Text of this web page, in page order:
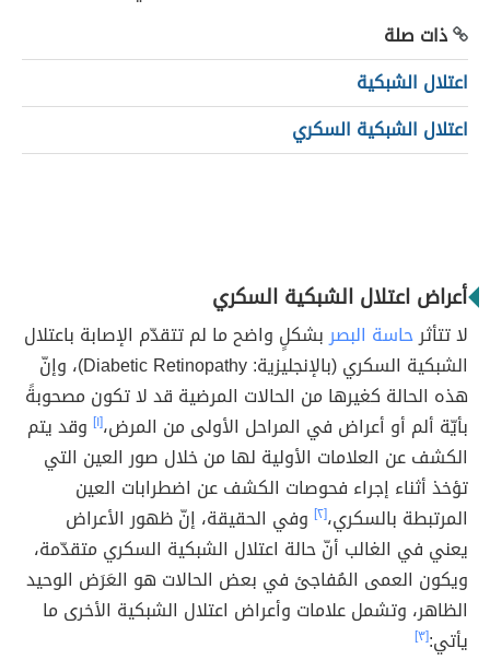
ذات صلة
اعتلال الشبكية
اعتلال الشبكية السكري
أعراض اعتلال الشبكية السكري
لا تتأثرحاسة البصربشكلٍ واضح ما لم تتقدّم الإصابة باعتلال
الشبكية السكري (بالإنجليزية: Diabetic Retinopathy)، وإنّ
هذه الحالة كغيرها من الحالات المرضية قد لا تكون مصحوبةً
بأيّة ألم أو أعراض في المراحل الأولى من المرض،[١] وقد يتم
الكشف عن العلامات الأولية لها من خلال صور العين التي
تؤخذ أثناء إجراء فحوصات الكشف عن اضطرابات العين
المرتبطة بالسكري،[٢]
وفي الحقيقة، إنّ ظهور الأعراض
يعني في الغالب أنّ حالة اعتلال الشبكية السكري متقدّمة،
ويكون العمى المُفاجئ في بعض الحالات هو العَرَض الوحيد
الظاهر، وتشمل علامات وأعراض اعتلال الشبكية الأخرى ما
يأتي:[٣]